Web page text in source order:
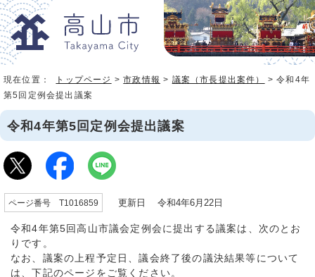
現在位置： トップページ >市政情報 > 議案（市長提出案件）
> 令和4年
第5回定例会提出議案
令和4年第5回定例会提出議案
ページ番号 T1016859 更新日 令和4年6月22日
令和4年第5回高山市議会定例会に提出する議案は、次のとお
りです。
なお、議案の上程予定日、議会終了後の議決結果等について
は、下記のページをご覧ください。